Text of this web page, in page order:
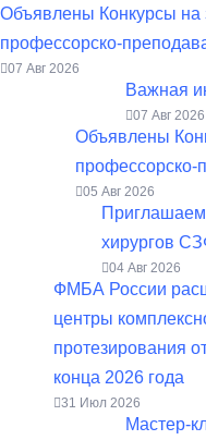
Объявлены Конкурсы
профессорско-
07 Авг 2026
Важная
07 Авг 2026
Объявлены
профессорско-
05 Авг 2026
Приглашаем
хирургов
04 Авг 2026
ФМБА России
центры
протезирования
конца 2026 года
31 Июл 2026
Мастер-